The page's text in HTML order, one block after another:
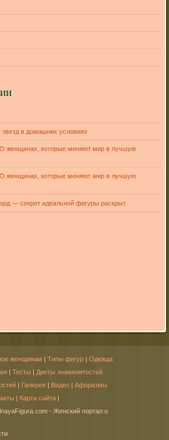
звезд в домашних условиях
О женщинах, которые меняют мир в лучшую
О женщинах, которые меняют мир в лучшую
— секрет идеальной фигуры раскрыт
женщинам | Типы фигур | Одежда
| Тесты | Диеты знаменитостей
| Галерея | Видео | Афоризмы
| Карта сайта |
- Женский портал о